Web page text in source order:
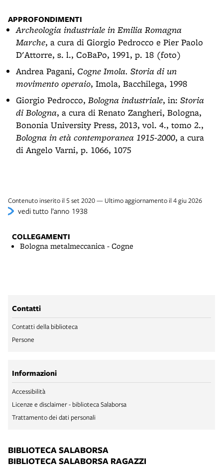
APPROFONDIMENTI
Archeologia industriale in Emilia Romagna
Marche, a cura di Giorgio Pedrocco e Pier Paolo
D'Attorre, s. l., CoBaPo, 1991, p. 18 (foto)
Andrea Pagani, Cogne Imola. Storia di un
movimento operaio, Imola, Bacchilega, 1998
Giorgio Pedrocco, Bologna industriale, in: Storia
di Bologna, a cura di Renato Zangheri, Bologna,
Bononia University Press, 2013, vol. 4., tomo 2.,
Bologna in età contemporanea 1915-2000, a cura
di Angelo Varni, p. 1066, 1075
Contenuto inserito il 5 set 2020 — Ultimo aggiornamento il 4 giu 2026
vedi tutto l’anno 1938
COLLEGAMENTI
Bologna metalmeccanica - Cogne
Contatti
Contatti della biblioteca
Persone
Informazioni
Accessibilità
Licenze e disclaimer - biblioteca Salaborsa
Trattamento dei dati personali
BIBLIOTECA SALABORSA
BIBLIOTECA SALABORSA RAGAZZI